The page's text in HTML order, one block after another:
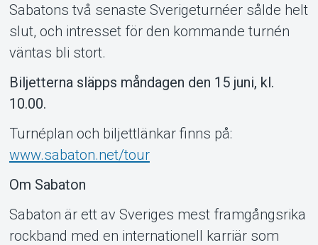
Sabatons två senaste Sverigeturnéer sålde helt
slut, och intresset för den kommande turnén
väntas bli stort.
Biljetterna släpps måndagen den 15 juni, kl.
10.00.
Turnéplan och biljettlänkar finns på:
www.sabaton.net/tour
Om Sabaton
Sabaton är ett av Sveriges mest framgångsrika
rockband med en internationell karriär som